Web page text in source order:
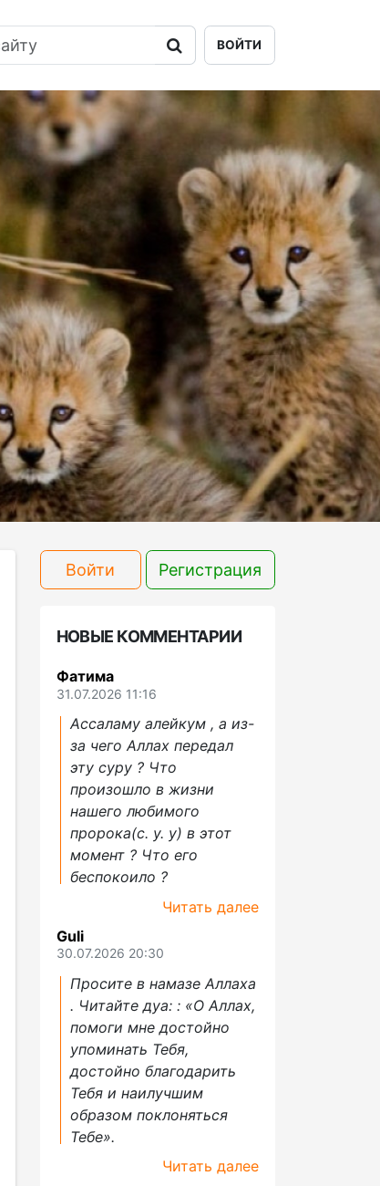
ВОЙТИ
Войти Регистрация
НОВЫЕ КОММЕНТАРИИ
Фатима
31.07.2026 11:16
Ассаламу алейкум , а из-
за чего Аллах передал
эту суру ? Что
произошло в жизни
нашего любимого
пророка(с. у. у) в этот
момент ? Что его
беспокоило ?
Читать далее
Guli
30.07.2026 20:30
Просите в намазе Аллаха
. Читайте дуа: : «О Аллах,
помоги мне достойно
упоминать Тебя,
достойно благодарить
Тебя и наилучшим
образом поклоняться
Тебе».
Читать далее